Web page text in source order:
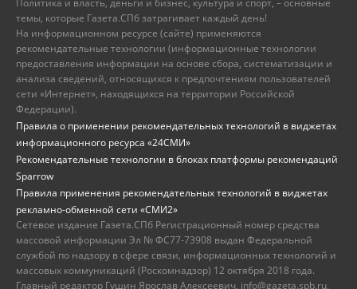
темы, которые Газета.СПб затрагивает каждый день!
На информационном ресурсе (сайте) применяются
рекомендательные технологии (информационные технологии
предоставления информации на основе сбора, систематизации и
анализа сведений, относящихся к предпочтениям пользователей
сети «Интернет», находящихся на территории Российской
Федерации).
Правила о применении рекомендательных технологий в виджетах
информационного ресурса «24СМИ»
Рекомендательные технологии в блоках платформы рекомендаций
Sparrow
Правила применения рекомендательных технологий в виджетах
рекламно-обменной сети «СМИ2»
Сетевое издание Газета.СПб Регистрационный номер средства
массовой информации Эл № ФС77-73908 выдан Федеральной
службой по надзору в сфере связи, информационных технологий и
массовых коммуникаций (Роскомнадзор) 12 октября 2018 года.
Главный редактор Гущин Ярослав Алексеевич, info@gazeta.spb.ru,